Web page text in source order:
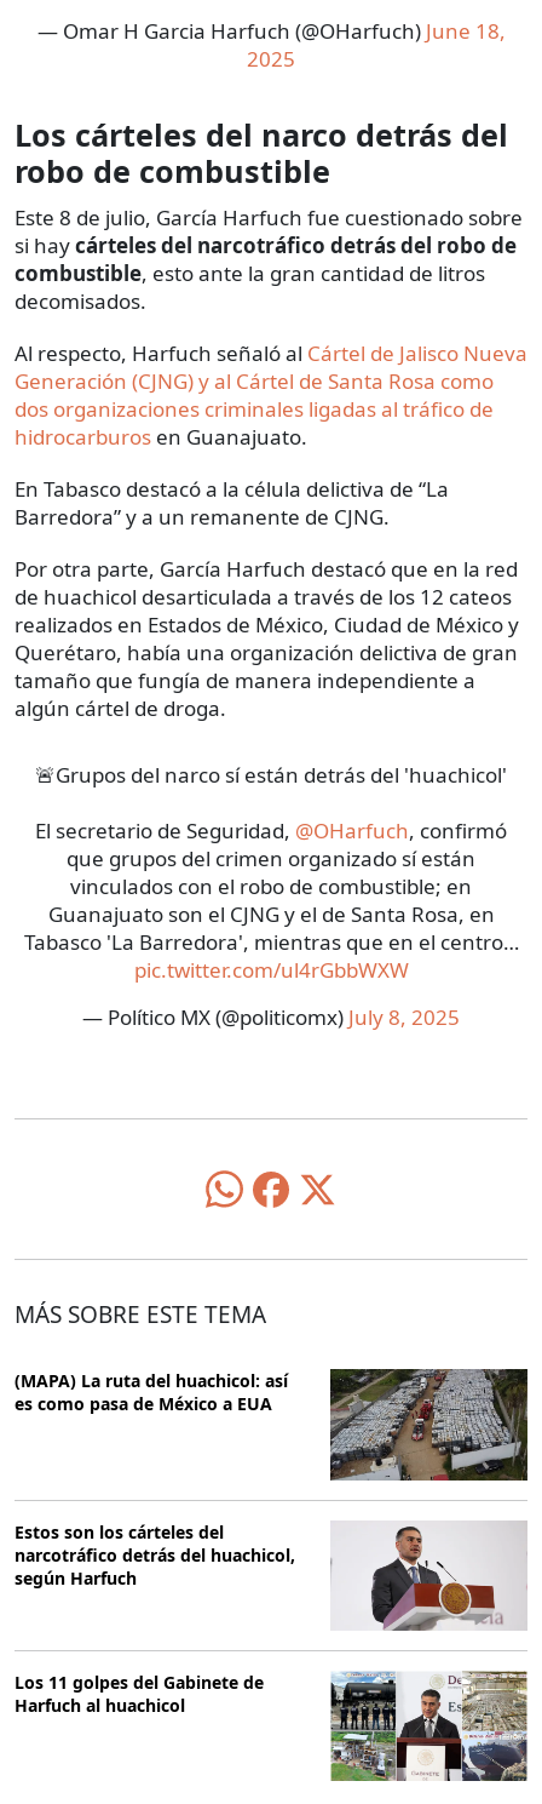
— Omar H Garcia Harfuch (@OHarfuch) June 18,
2025
Los cárteles del narco detrás del
robo de combustible
Este 8 de julio, García Harfuch fue cuestionado sobre
si haycárteles del narcotráfico detrás del robo de
combustible, esto ante la gran cantidad de litros
decomisados.
Al respecto, Harfuch señaló al Cártel de Jalisco Nueva
Generación (CJNG) y al Cártel de Santa Rosa como
dos organizaciones criminales ligadas al tráfico de
hidrocarburos en Guanajuato.
En Tabasco destacó a la célula delictiva de “La
Barredora” y a un remanente de CJNG.
Por otra parte, García Harfuch destacó que en la red
de huachicol desarticulada a través de los 12 cateos
realizados en Estados de México, Ciudad de México y
Querétaro, había una organización delictiva de gran
tamaño que fungía de manera independiente a
algún cártel de droga.
🚨Grupos del narco sí están detrás del 'huachicol'
El secretario de Seguridad, @OHarfuch, confirmó
que grupos del crimen organizado sí están
vinculados con el robo de combustible; en
Guanajuato son el CJNG y el de Santa Rosa, en
Tabasco 'La Barredora', mientras que en el centro…
pic.twitter.com/ul4rGbbWXW
— Político MX (@politicomx) July 8, 2025
MÁS SOBRE ESTE TEMA
(MAPA) La ruta del huachicol: así
es como pasa de México a EUA
Estos son los cárteles del
narcotráfico detrás del huachicol,
según Harfuch
Los 11 golpes del Gabinete de
Harfuch al huachicol